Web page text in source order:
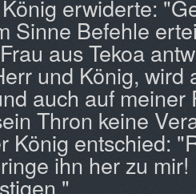
erwiderte:
Sinne Befehle
aus Tekoa
und König, wird
auch auf meiner
Thron keine
König entschied:
ihn her zu